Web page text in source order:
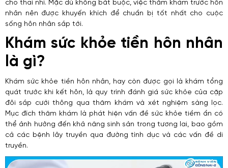
cho thai nhi. Mặc dù không bắt buộc, việc thăm khám trước hôn
nhân nên được khuyến khích để chuẩn bị tốt nhất cho cuộc
sống hôn nhân sắp tới.
Khám sức khỏe tiền hôn nhân
là gì?
Khám sức khỏe tiền hôn nhân, hay còn được gọi là khám tổng
quát trước khi kết hôn, là quy trình đánh giá sức khỏe của cặp
đôi sắp cưới thông qua thăm khám và xét nghiệm sàng lọc.
Mục đích thăm khám là phát hiện vấn đề sức khỏe tiềm ẩn có
thể ảnh hưởng đến khả năng sinh sản trong tương lai, bao gồm
cả các bệnh lây truyền qua đường tình dục và các vấn đề di
truyền.